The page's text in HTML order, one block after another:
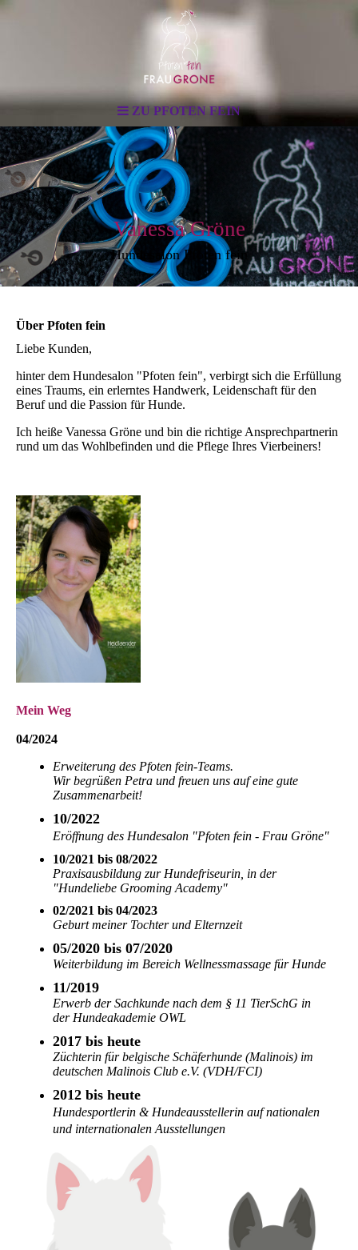
ZU PFOTEN FEIN
Vanessa Gröne
Hundesalon Pfoten fein
Über Pfoten fein
Liebe Kunden,
hinter dem Hundesalon "Pfoten fein", verbirgt sich die Erfüllung
eines Traums, ein erlerntes Handwerk, Leidenschaft für den
Beruf und die Passion für Hunde.
Ich heiße Vanessa Gröne und bin die richtige Ansprechpartnerin
rund um das Wohlbefinden und die Pflege Ihres Vierbeiners!
Mein Weg
04/2024
Erweiterung des Pfoten fein-Teams.
Wir begrüßen Petra und freuen uns auf eine gute
Zusammenarbeit!
10/2022
Eröffnung des Hundesalon "Pfoten fein - Frau Gröne"
10/2021 bis 08/2022
Praxisausbildung zur Hundefriseurin, in der
"Hundeliebe Grooming Academy"
02/2021 bis 04/2023
Geburt meiner Tochter und Elternzeit
05/2020 bis 07/2020
Weiterbildung im Bereich Wellnessmassage für Hunde
11/2019
Erwerb der Sachkunde nach dem § 11 TierSchG in
der Hundeakademie OWL
2017 bis heute
Züchterin für belgische Schäferhunde (Malinois) im
deutschen Malinois Club e.V. (VDH/FCI)
2012 bis heute
Hundesportlerin & Hundeausstellerin auf nationalen
und internationalen Ausstellungen